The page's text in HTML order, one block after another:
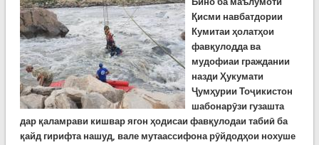
Қисми навбатдории
Кумитаи ҳолатҳои
фавқулодда ва
мудофиаи граждании
назди Ҳукумати
Ҷумҳурии Тоҷикистон
шабонарӯзи гузашта
дар қаламрави кишвар ягон ҳодисаи фавқулодаи табиӣ ба
қайд гирифта нашуд, вале мутаассифона рӯйдодҳои нохуше